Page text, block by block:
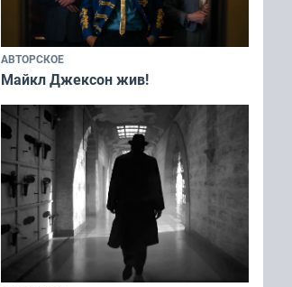
АВТОРСКОЕ
Майкл Джексон жив!